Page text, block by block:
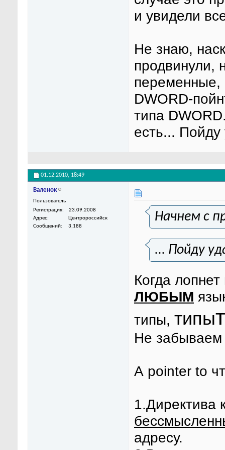
и увидели
Не знаю,
продвинули,
переменные,
DWORD-
типа
есть...
01.12.2010, 18:49
Валенок
Пользователь
Регистрация
23.09.2008
Адрес
Центророссийск
Сообщений
3,188
Начнем с
... Пойду
Когда
ЛЮБЫМ
типы, типы
Не забываем
А pointer to
1.Директива
адресу.